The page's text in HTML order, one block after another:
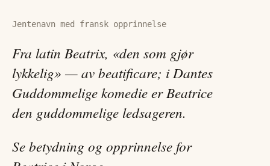
Jentenavn med fransk opprinnelse
Fra latin Beatrix, «den som gjør
lykkelig» — av beatificare; i Dantes
Guddommelige komedie er Beatrice
den guddommelige ledsageren.
Se betydning og opprinnelse for